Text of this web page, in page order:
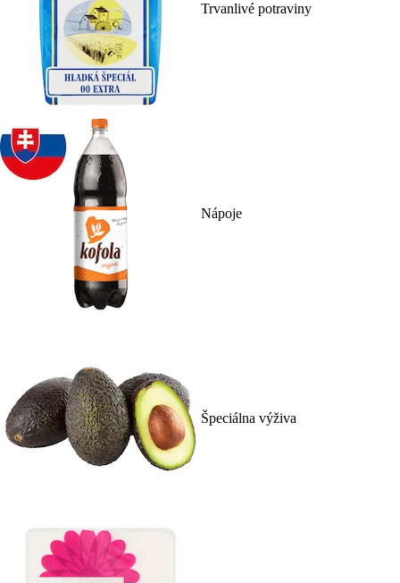
Trvanlivé potraviny
Nápoje
Špeciálna výživa